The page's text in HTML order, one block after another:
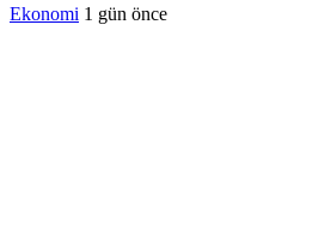
Ekonomi 1 gün önce